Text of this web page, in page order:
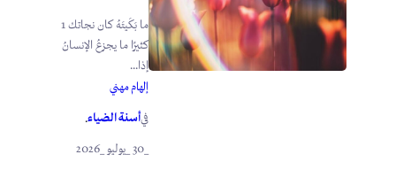
ما بَكَيتَهُ كان نجاتك 1
كثيرًا ما يجزعُ الإنسانُ
إذا...
إلهام مهني
فيأسنة الضياء.